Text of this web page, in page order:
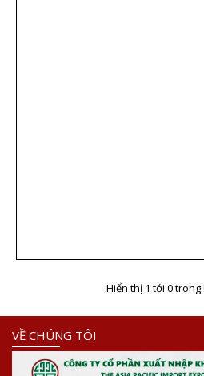
Hiển thị 1 tới 0 trong
VỀ CHÚNG TÔI